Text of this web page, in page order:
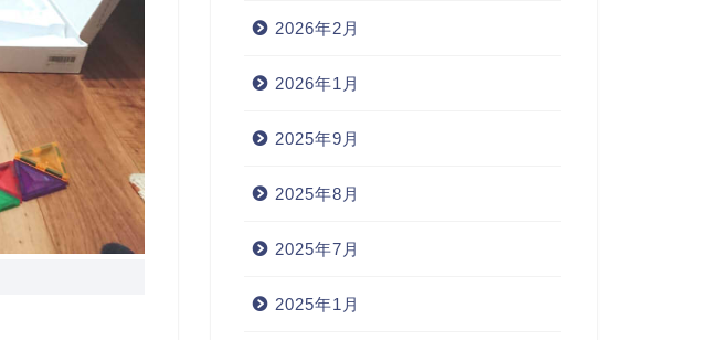
2026年2月
2026年1月
2025年9月
2025年8月
2025年7月
2025年1月